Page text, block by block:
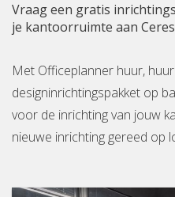
Vraag een gratis
je kantoorruimte aan
Met Officeplanner huur,
designinrichtingspakket op
voor de inrichting van jouw
nieuwe inrichting gereed op